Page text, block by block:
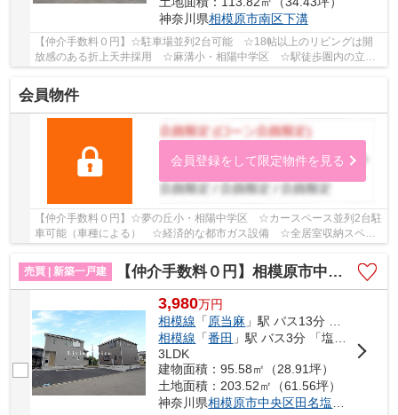
神奈川県相模原市南区下溝
【仲介手数料０円】☆駐車場並列2台可能 ☆18帖以上のリビングは開
放感のある折上天井採用 ☆麻溝小・相陽中学区 ☆駅徒歩圏内の立
会員物件
会員登録をして限定物件を見る
【仲介手数料０円】☆夢の丘小・相陽中学区 ☆カースペース並列2台駐
車可能（車種による） ☆経済的な都市ガス設備 ☆全居室収納スペー
売買 | 新築一戸建
【仲介手数料０円】相模原市中央区田名塩田第16 新築一戸建て 2号棟 全2棟
3,980万円
相模線 「 原当麻 」駅 バス13分 「塩田（神奈川県）」 停歩4分
相模線 「番田 」駅 バス3分 「塩田（神奈川県）」 停歩4分
3LDK
建物面積：95.58㎡（28.91坪）
土地面積：203.52㎡（61.56坪）
神奈川県相模原市中央区田名塩田